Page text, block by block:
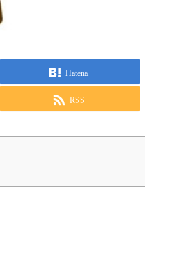
Hatena
RSS